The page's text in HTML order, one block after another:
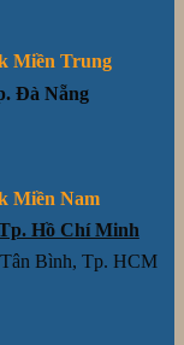
Miền Trung
Đà Nẵng
Miền Nam
Hồ Chí Minh
Bình, Tp. HCM